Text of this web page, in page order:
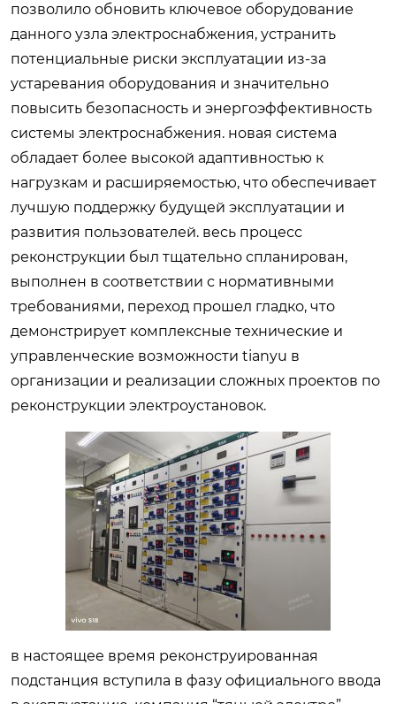
позволило обновить ключевое оборудование
данного узла электроснабжения, устранить
потенциальные риски эксплуатации из-за
устаревания оборудования и значительно
повысить безопасность и энергоэффективность
системы электроснабжения. новая система
обладает более высокой адаптивностью к
нагрузкам и расширяемостью, что обеспечивает
лучшую поддержку будущей эксплуатации и
развития пользователей. весь процесс
реконструкции был тщательно спланирован,
выполнен в соответствии с нормативными
требованиями, переход прошел гладко, что
демонстрирует комплексные технические и
управленческие возможности tianyu в
организации и реализации сложных проектов по
реконструкции электроустановок.
в настоящее время реконструированная
подстанция вступила в фазу официального ввода